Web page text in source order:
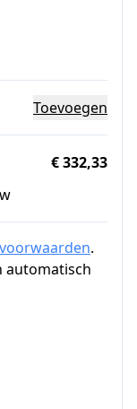
Toevoegen
€ 332,33
.
automatisch